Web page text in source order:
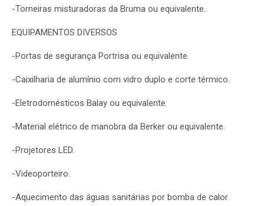
-Torneiras misturadoras da Bruma ou equivalente.
EQUIPAMENTOS DIVERSOS
-Portas de segurança Portrisa ou equivalente.
-Caixilharia de alumínio com vidro duplo e corte térmico.
-Eletrodomésticos Balay ou equivalente.
-Material elétrico de manobra da Berker ou equivalente.
-Projetores LED.
-Videoporteiro.
-Aquecimento das águas sanitárias por bomba de calor.